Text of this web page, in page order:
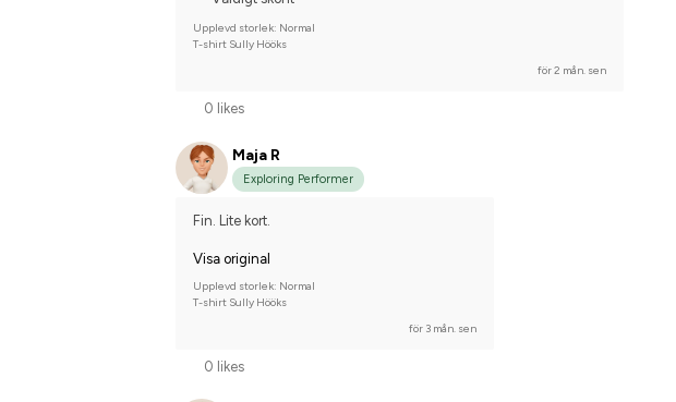
Upplevd storlek: Normal
T-shirt Sully Hööks
för 2 mån. sen
0 likes
Maja R
Exploring Performer
Fin. Lite kort.
Visa original
Upplevd storlek: Normal
T-shirt Sully Hööks
för 3 mån. sen
0 likes